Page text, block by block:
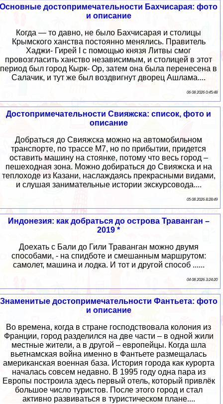
Основные достопримечательности Бахчисарая: фото
и описание
Когда — то давно, не было Бахчисарая и столицы
Крымского ханства постоянно менялись. Правитель
Хаджи- Гирей I с помощью князя Литвы смог
провозгласить ханство независимым, и столицей в этот
период был город Кырк- Ор, затем она была перенесена в
Салачик, и тут же был воздвигнут дворец Ашлама....
06 08 2026 0:45:48
Достопримечательности Свияжска: список, фото и
описание
Добраться до Свияжска можно на автомобильном
транспорте, по трассе М7, но по прибытии, придется
оставить машину на стоянке, потому что весь город –
пешеходная зона. Можно добираться до Свияжска и на
теплоходе из Казани, наслаждаясь прекрасными видами,
и слушая занимательные истории экскурсовода....
05 08 2026 8:28:49
Индонезия: как добраться до острова Траванган –
2019 *
Доехать с Бали до Гили Траванган можно двумя
способами, - на спидботе и смешанным маршрутом:
самолет, машина и лодка. И тот и другой способ ......
04 08 2026 3:24:20
Знаменитые достопримечательности Фантьета: фото
и описание
Во времена, когда в стране господствовала колония из
Франции, город разделился на две части – в одной жили
местные жители, а в другой – европейцы. Когда шла
вьетнамская война именно в Фантьете размещалась
американская военная база. История города как курорта
началась совсем недавно. В 1995 году одна пара из
Европы построила здесь первый отель, который привлёк
большое число туристов. После этого город и стал
активно развиваться в туристическом плане....